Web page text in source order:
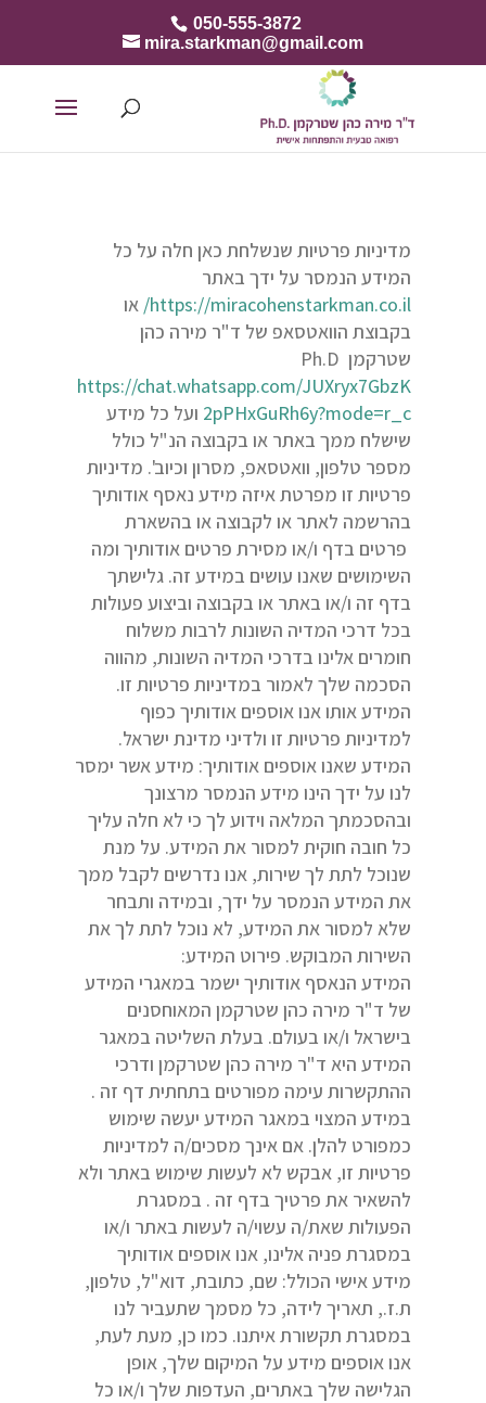
050-555-3872
mira.starkman@gmail.com
מדיניות פרטיות שנשלחת כאן חלה על כל
המידע הנמסר על ידך באתר
https://miracohenstarkman.co.il/ או
בקבוצת הוואטסאפ של ד"ר מירה כהן
שטרקמן Ph.D
https://chat.whatsapp.com/JUXryx7GbzK
2pPHxGuRh6y?mode=r_c ועל כל מידע
שישלח ממך באתר או בקבוצה הנ"ל כולל
מספר טלפון, וואטסאפ, מסרון וכיוב'. מדיניות
פרטיות זו מפרטת איזה מידע נאסף אודותיך
בהרשמה לאתר או לקבוצה או בהשארת
פרטים בדף ו/או מסירת פרטים אודותיך ומה
השימושים שאנו עושים במידע זה. גלישתך
בדף זה ו/או באתר או בקבוצה וביצוע פעולות
בכל דרכי המדיה השונות לרבות משלוח
חומרים אלינו בדרכי המדיה השונות, מהווה
הסכמה שלך לאמור במדיניות פרטיות זו.
המידע אותו אנו אוספים אודותיך כפוף
למדיניות פרטיות זו ולדיני מדינת ישראל.
המידע שאנו אוספים אודותיך: מידע אשר ימסר
לנו על ידך הינו מידע הנמסר מרצונך
ובהסכמתך המלאה וידוע לך כי לא חלה עליך
כל חובה חוקית למסור את המידע. על מנת
שנוכל לתת לך שירות, אנו נדרשים לקבל ממך
את המידע הנמסר על ידך, ובמידה ותבחר
שלא למסור את המידע, לא נוכל לתת לך את
השירות המבוקש. פירוט המידע:
המידע הנאסף אודותיך ישמר במאגרי המידע
של ד"ר מירה כהן שטרקמן המאוחסנים
בישראל ו/או בעולם. בעלת השליטה במאגר
המידע היא ד"ר מירה כהן שטרקמן ודרכי
ההתקשרות עימה מפורטים בתחתית דף זה .
במידע המצוי במאגר המידע יעשה שימוש
כמפורט להלן. אם אינך מסכים/ה למדיניות
פרטיות זו, אבקש לא לעשות שימוש באתר ולא
להשאיר את פרטיך בדף זה . במסגרת
הפעולות שאת/ה עשוי/ה לעשות באתר ו/או
במסגרת פניה אלינו, אנו אוספים אודותיך
מידע אישי הכולל: שם, כתובת, דוא"ל, טלפון,
ת.ז., תאריך לידה, כל מסמך שתעביר לנו
במסגרת תקשורת איתנו. כמו כן, מעת לעת,
אנו אוספים מידע על המיקום שלך, אופן
הגלישה שלך באתרים, העדפות שלך ו/או כל